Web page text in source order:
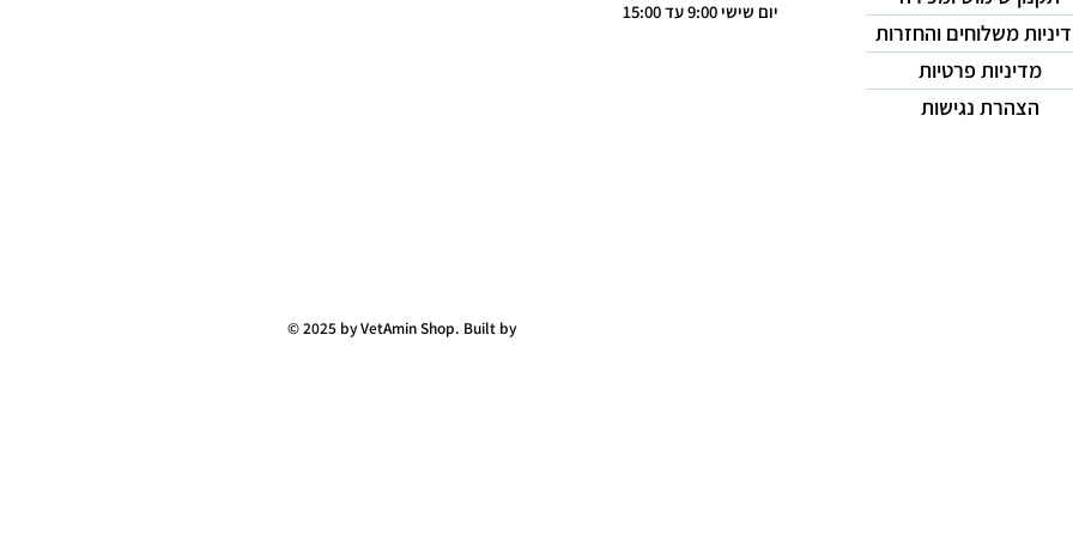
יום שישי 9:00 עד 15:00
משלוחים והחזרות
מדיניות פרטיות
הצהרת נגישות
© 2025 by VetAmin Shop. Built by